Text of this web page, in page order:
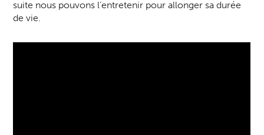
suite nous pouvons l’entretenir pour allonger sa durée
de vie.